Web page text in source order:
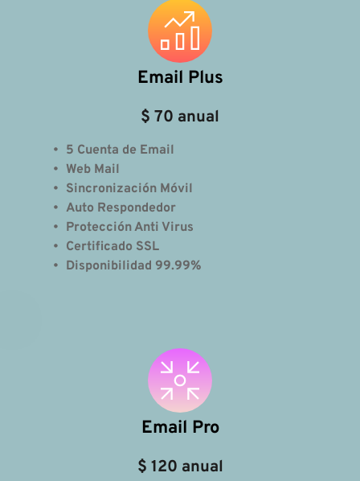
Email Plus
$ 70 anual
5 Cuenta de Email
Web Mail
Sincronización Móvil
Auto Respondedor
Protección Anti Virus
Certificado SSL
Disponibilidad 99.99%
Email Pro
$ 120 anual